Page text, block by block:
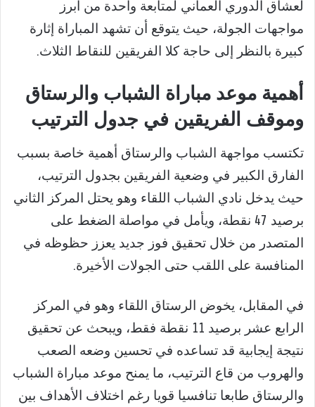
لعشاق الدوري العماني لمتابعة واحدة من أبرز
مواجهات الجولة، حيث يتوقع أن تشهد المباراة إثارة
كبيرة بالنظر إلى حاجة كلا الفريقين للنقاط الثلاث.
أهمية موعد مباراة الشباب والرستاق
وموقف الفريقين في جدول الترتيب
تكتسب مواجهة الشباب والرستاق أهمية خاصة بسبب
الفارق الكبير في وضعية الفريقين بجدول الترتيب،
حيث يدخل نادي الشباب اللقاء وهو يحتل المركز الثاني
برصيد 47 نقطة، ويأمل في مواصلة الضغط على
المتصدر من خلال تحقيق فوز جديد يعزز حظوظه في
المنافسة على اللقب حتى الجولات الأخيرة.
في المقابل، يخوض الرستاق اللقاء وهو في المركز
الرابع عشر برصيد 11 نقطة فقط، ويبحث عن تحقيق
نتيجة إيجابية قد تساعده في تحسين وضعه الصعب
والهروب من قاع الترتيب، ما يمنح موعد مباراة الشباب
والرستاق طابعا تنافسيا قويا رغم اختلاف الأهداف بين